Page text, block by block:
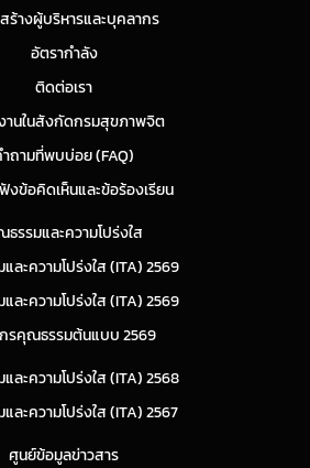
ร้างผู้บริหารและบุคลากร
อัตรากำลัง
ติดต่อเรา
านในสังกัดกรมสุขภาพจิต
ถามที่พบบ่อย (FAQ)
ข้อคิดเห็นและข้อร้องเรียน
รรมและความโปร่งใส
ละความโปร่งใส (ITA) 2569
ละความโปร่งใส (ITA) 2569
รคุณธรรมต้นแบบ 2569
ละความโปร่งใส (ITA) 2568
ละความโปร่งใส (ITA) 2567
ศูนย์ข้อมูลข่าวสาร